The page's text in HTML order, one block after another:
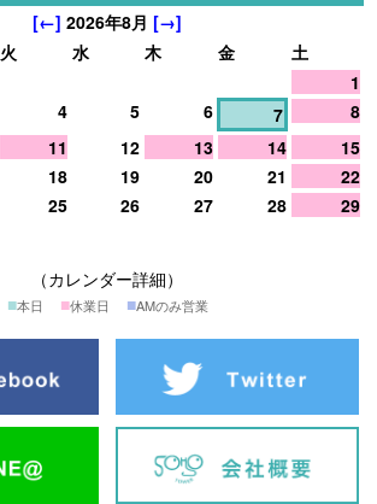
[←] 2026年8月 [→]
火 水 木 金
土
1
4 5 6 7
8
11 12 13 14
15
18 19 20 21
22
25 26 27 28
29
（カレンダー詳細）
■本日 ■休業日 ■AMのみ営業